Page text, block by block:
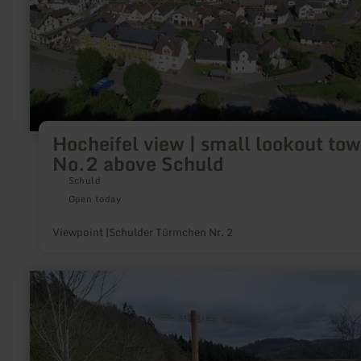
Hocheifel view | small lookout
No.2 above Schuld
Schuld
Open today
Viewpoint |Schulder Türmchen Nr. 2
learn
about:
Panoramablick
|
Alte
Burg